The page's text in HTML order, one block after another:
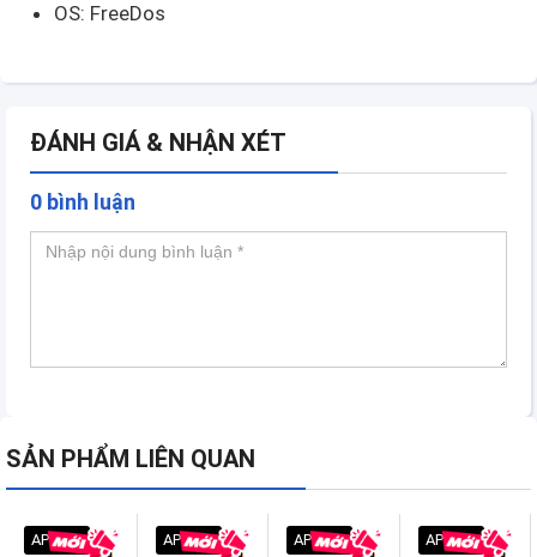
OS: FreeDos
ĐÁNH GIÁ & NHẬN XÉT
0 bình luận
SẢN PHẨM LIÊN QUAN
APCOM APCOM APCOM APCOM